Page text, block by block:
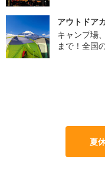
アウトドア
キャンプ場
まで！全国
夏